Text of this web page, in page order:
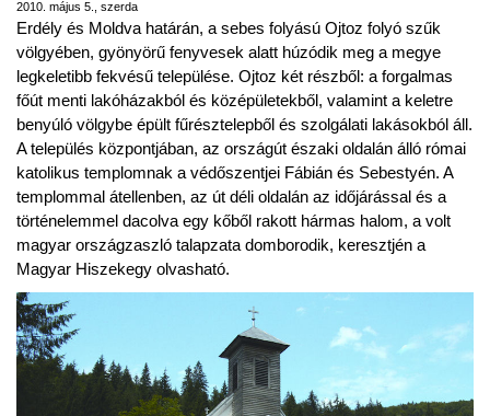
2010. május 5., szerda
Erdély és Moldva határán, a sebes folyású Ojtoz folyó szűk
völgyében, gyönyörű fenyvesek alatt húzódik meg a megye
legkeletibb fekvésű települése. Ojtoz két részből: a forgalmas
főút menti lakóházakból és középületekből, valamint a keletre
benyúló völgybe épült fűrésztelepből és szolgálati lakásokból áll.
A település központjában, az országút északi oldalán álló római
katolikus templomnak a védőszentjei Fábián és Sebestyén. A
templommal átellenben, az út déli oldalán az időjárással és a
történelemmel dacolva egy kőből rakott hármas halom, a volt
magyar országzaszló talapzata domborodik, keresztjén a
Magyar Hiszekegy olvasható.